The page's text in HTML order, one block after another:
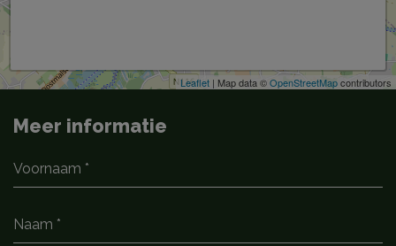
Leaflet | Map data ©OpenStreetMapcontributors
Meer informatie